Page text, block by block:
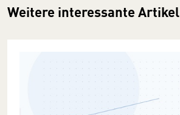
Weitere interessante Artikel